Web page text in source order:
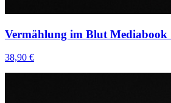
Vermählung im Blut Mediabook
38,90 €